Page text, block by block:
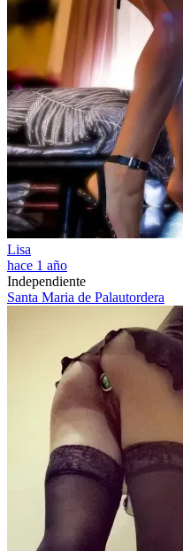
Lisa
hace 1 año
Independiente
Santa Maria de Palautordera